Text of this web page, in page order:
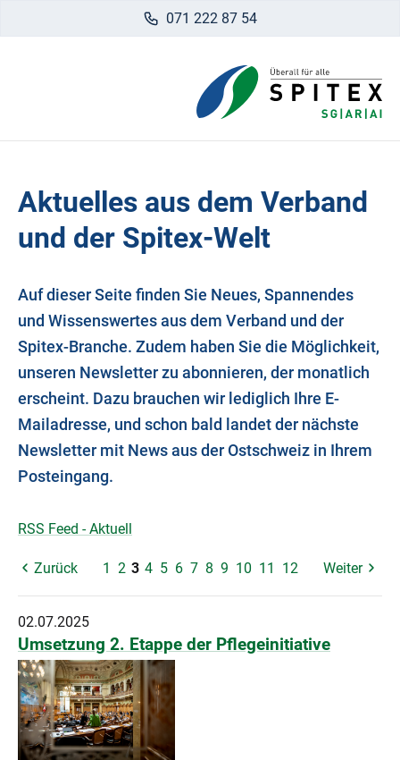
071 222 87 54
Aktuelles aus dem Verband
und der Spitex-Welt
Auf dieser Seite finden Sie Neues, Spannendes
und Wissenswertes aus dem Verband und der
Spitex-Branche. Zudem haben Sie die Möglichkeit,
unseren Newsletter zu abonnieren, der monatlich
erscheint. Dazu brauchen wir lediglich Ihre E-
Mailadresse, und schon bald landet der nächste
Newsletter mit News aus der Ostschweiz in Ihrem
Posteingang.
RSS Feed - Aktuell
Zurück 1 2 3 4 5 6 7 8 9 10 11 12 Weiter
02.07.2025
Umsetzung 2. Etappe der Pflegeinitiative